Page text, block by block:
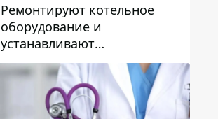
Ремонтируют котельное
оборудование и
устанавливают
генераторные установки:
как в Днепре готовятся к
отопительному сезону